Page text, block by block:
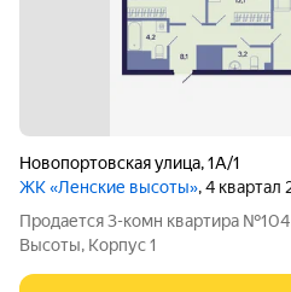
Новопортовская улица,1А/1
ЖК «Ленские высоты», 4 квартал
Продается 3-комн квартира
Высоты, Корпус 1